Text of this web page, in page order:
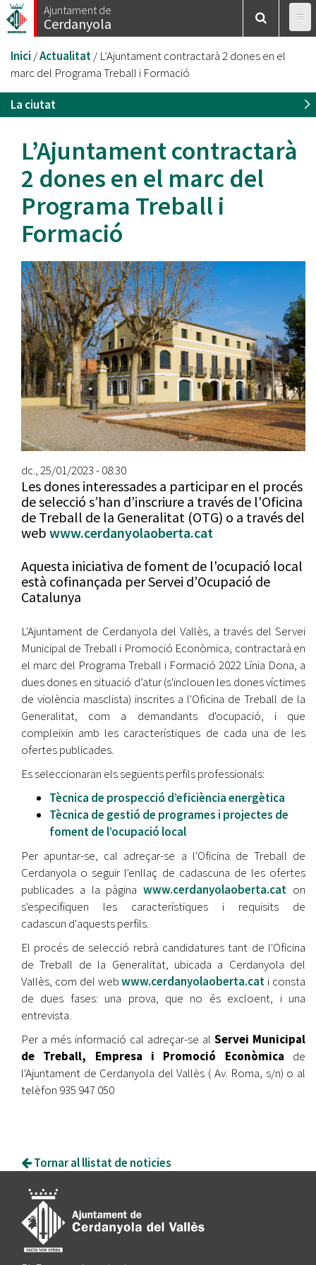
Vés
al
Ajuntament de
Cerdanyola
Esteu
aquí
Inici /Actualitat/ L’Ajuntament contractarà 2 dones en el
marc del Programa Treball i Formació
La ciutat
L’Ajuntament contractarà
2 dones en el marc del
Programa Treball i
Formació
dc., 25/01/2023 - 08:30
Les dones interessades a participar en el procés
de selecció s’han d’inscriure a través de l'Oficina
de Treball de la Generalitat (OTG) o a través del
web www.cerdanyolaoberta.cat
Aquesta iniciativa de foment de l'ocupació local
està cofinançada per Servei d’Ocupació de
Catalunya
L'Ajuntament de Cerdanyola del Vallès, a través del Servei
Municipal de Treball i Promoció Econòmica, contractarà en
el marc del Programa Treball i Formació 2022 Línia Dona, a
dues dones en situació d’atur (s'inclouen les dones víctimes
de violència masclista) inscrites a l'Oficina de Treball de la
Generalitat, com a demandants d'ocupació, i que
compleixin amb les característiques de cada una de les
ofertes publicades.
Es seleccionaran els següents perfils professionals:
Tècnica de prospecció d’eficiència energètica
Tècnica de gestió de programes i projectes de
foment de l’ocupació local
Per apuntar-se, cal adreçar-se a l'Oficina de Treball de
Cerdanyola o seguir l'enllaç de cadascuna de les ofertes
publicades a la pàginawww.cerdanyolaoberta.cat on
s'especifiquen les característiques i requisits de
cadascun d'aquests perfils.
El procés de selecció rebrà candidatures tant de l'Oficina
de Treball de la Generalitat, ubicada a Cerdanyola del
Vallès, com del webwww.cerdanyolaoberta.cat i consta
de dues fases: una prova, que no és excloent, i una
entrevista.
Per a més informació cal adreçar-se al Servei Municipal
de Treball, Empresa i Promoció Econòmica de
l'Ajuntament de Cerdanyola del Vallès ( Av. Roma, s/n) o al
telèfon 935 947 050
Tornar al llistat de noticies